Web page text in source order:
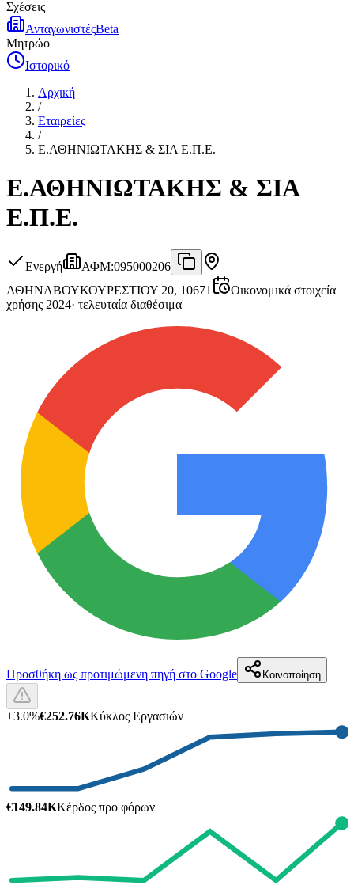
Σχέσεις
ΑνταγωνιστέςBeta
Μητρώο
Ιστορικό
Αρχική
/
Εταιρείες
/
Ε.ΑΘΗΝΙΩΤΑΚΗΣ & ΣΙΑ Ε.Π.Ε.
Ε.ΑΘΗΝΙΩΤΑΚΗΣ & ΣΙΑ
Ε.Π.Ε.
Ενεργή ΑΦΜ:095000206
ΑΘΗΝΑΒΟΥΚΟΥΡΕΣΤΙΟΥ 20, 10671
Οικονομικά στοιχεία
χρήσης 2024· τελευταία διαθέσιμα
Προσθήκη ως προτιμώμενη πηγή στο Google Κοινοποίηση
+3.0%€252.76KΚύκλος Εργασιών
€149.84KΚέρδος προ φόρων